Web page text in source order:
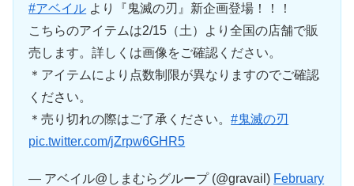
#アベイル より『鬼滅の刃』新企画登場！！！
こちらのアイテムは2/15（土）より全国の店舗で販
売します。詳しくは画像をご確認ください。
＊アイテムにより点数制限が異なりますのでご確認
ください。
＊売り切れの際はご了承ください。#鬼滅の刃
pic.twitter.com/jZrpw6GHR5
— アベイル@しまむらグループ (@gravail) February